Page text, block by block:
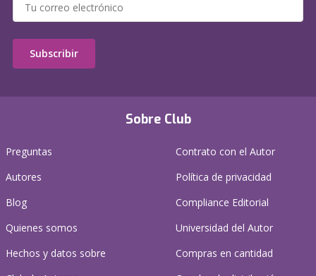
Sobre Club
Preguntas
Autores
Blog
Quienes somos
Hechos y datos sobre
Contrato con el Autor
Política de privacidad
Compliance Editorial
Universidad del Autor
Compras en cantidad
Subscribir